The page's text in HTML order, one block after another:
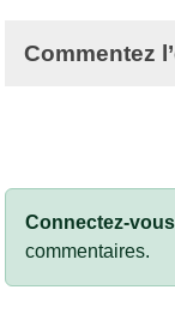
Commentez
Connectez-vous
commentaires.